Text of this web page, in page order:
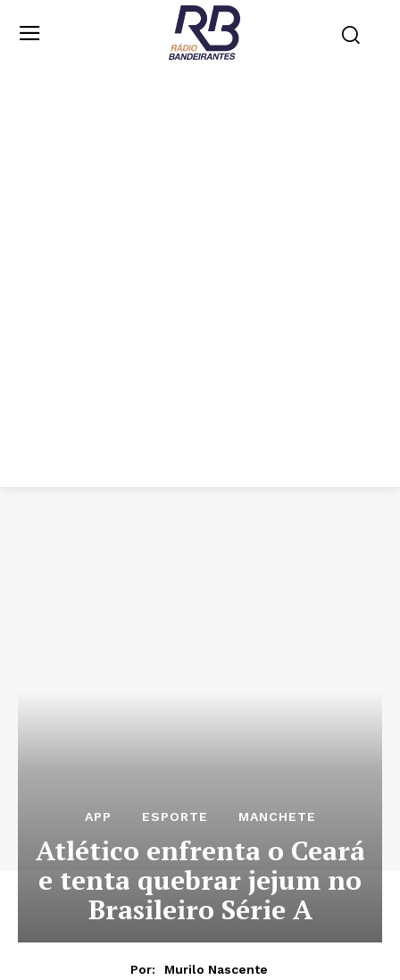
APP ESPORTE MANCHETE
Atlético enfrenta o Ceará
e tenta quebrar jejum no
Brasileiro Série A
Por:
Murilo Nascente